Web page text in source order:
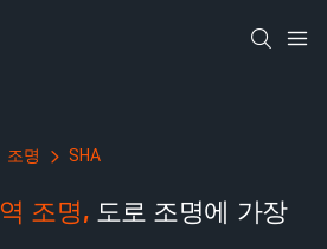
조명 SHA
조명, 도로 조명에 가장